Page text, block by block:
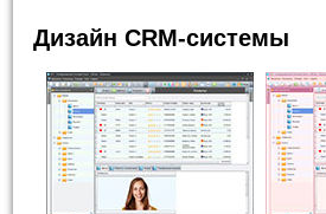
Дизайн CRM-системы